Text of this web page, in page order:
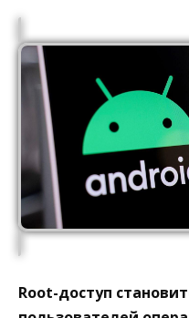
Root-доступ